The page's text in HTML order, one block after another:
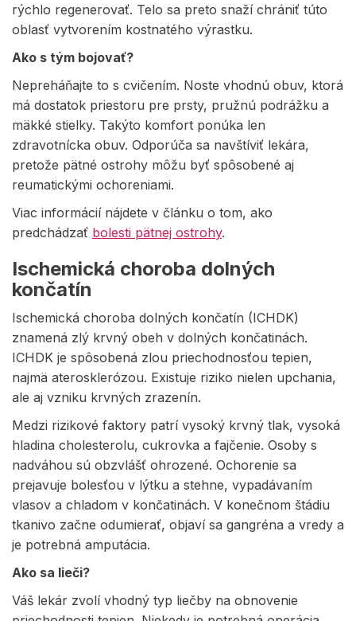
rýchlo regenerovať. Telo sa preto snaží chrániť túto
oblasť vytvorením kostnatého výrastku.
Ako s tým bojovať?
Nepreháňajte to s cvičením. Noste vhodnú obuv, ktorá
má dostatok priestoru pre prsty, pružnú podrážku a
mäkké stielky. Takýto komfort ponúka len
zdravotnícka obuv. Odporúča sa navštíviť lekára,
pretože pätné ostrohy môžu byť spôsobené aj
reumatickými ochoreniami.
Viac informácií nájdete v článku o tom, ako
predchádzať bolesti pätnej ostrohy.
Ischemická choroba dolných
končatín
Ischemická choroba dolných končatín (ICHDK)
znamená zlý krvný obeh v dolných končatinách.
ICHDK je spôsobená zlou priechodnosťou tepien,
najmä aterosklerózou. Existuje riziko nielen upchania,
ale aj vzniku krvných zrazenín.
Medzi rizikové faktory patrí vysoký krvný tlak, vysoká
hladina cholesterolu, cukrovka a fajčenie. Osoby s
nadváhou sú obzvlášť ohrozené. Ochorenie sa
prejavuje bolesťou v lýtku a stehne, vypadávaním
vlasov a chladom v končatinách. V konečnom štádiu
tkanivo začne odumierať, objaví sa gangréna a vredy a
je potrebná amputácia.
Ako sa lieči?
Váš lekár zvolí vhodný typ liečby na obnovenie